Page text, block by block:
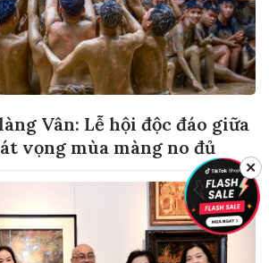
Vân: Lễ hội độc đáo giữa
vọng mùa màng no đủ
✕